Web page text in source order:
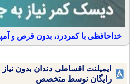
خداحافظی با کمردرد، بدون قرص و
ایمپلنت اقساطی دندان بدون
رایگان توسط متخصص